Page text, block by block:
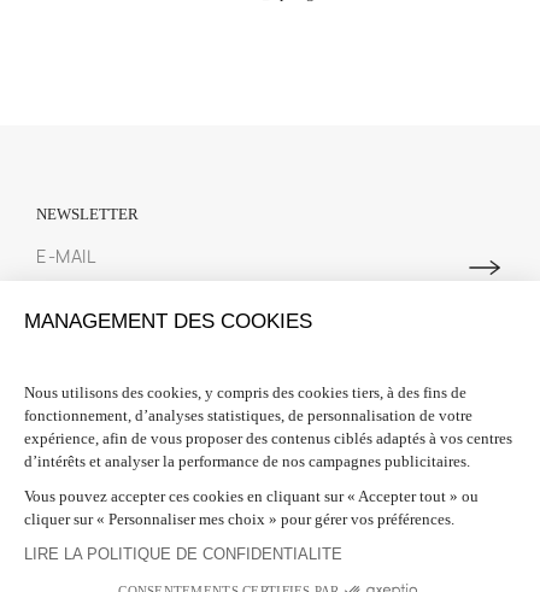
NEWSLETTER
Spring Court. Nous vous offrons 10% de réduction sur votre première
INFORMATIONS 
BESOIN D'AIDE ? 
SUIVEZ-NOUS
MANAGEMENT DES COOKIES
Nous utilisons des cookies, y compris des cookies tiers, à des fins de
fonctionnement, d’analyses statistiques, de personnalisation de votre
expérience, afin de vous proposer des contenus ciblés adaptés à vos centres
d’intérêts et analyser la performance de nos campagnes publicitaires.
Vous pouvez accepter ces cookies en cliquant sur « Accepter tout » ou
cliquer sur « Personnaliser mes choix » pour gérer vos préférences.
LIRE LA POLITIQUE DE CONFIDENTIALITE